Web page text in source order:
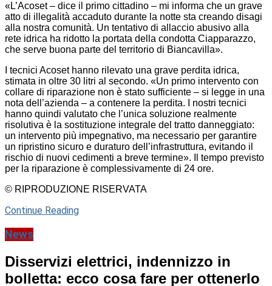
«L’Acoset – dice il primo cittadino – mi informa che un grave
atto di illegalità accaduto durante la notte sta creando disagi
alla nostra comunità. Un tentativo di allaccio abusivo alla
rete idrica ha ridotto la portata della condotta Ciapparazzo,
che serve buona parte del territorio di Biancavilla».
I tecnici Acoset hanno rilevato una grave perdita idrica,
stimata in oltre 30 litri al secondo. «Un primo intervento con
collare di riparazione non è stato sufficiente – si legge in una
nota dell’azienda – a contenere la perdita. I nostri tecnici
hanno quindi valutato che l’unica soluzione realmente
risolutiva è la sostituzione integrale del tratto danneggiato:
un intervento più impegnativo, ma necessario per garantire
un ripristino sicuro e duraturo dell’infrastruttura, evitando il
rischio di nuovi cedimenti a breve termine». Il tempo previsto
per la riparazione è complessivamente di 24 ore.
© RIPRODUZIONE RISERVATA
Continue Reading
News
Disservizi elettrici, indennizzo in
bolletta: ecco cosa fare per ottenerlo